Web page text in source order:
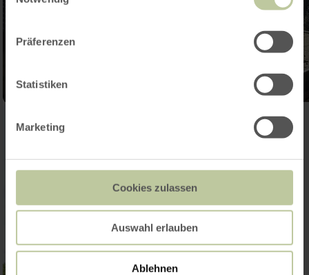
Präferenzen
Statistiken
Marketing
Cookies zulassen
Auswahl erlauben
Ablehnen